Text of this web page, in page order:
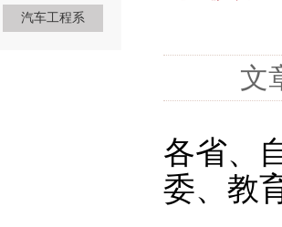
汽车工程系
文
各省、
委、教